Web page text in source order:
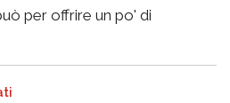
per offrire un po' di